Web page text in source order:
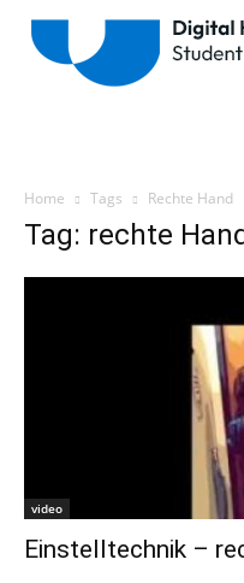
Home Tags Rechte Hand
Tag: rechte Hand
video
Einstelltechnik –